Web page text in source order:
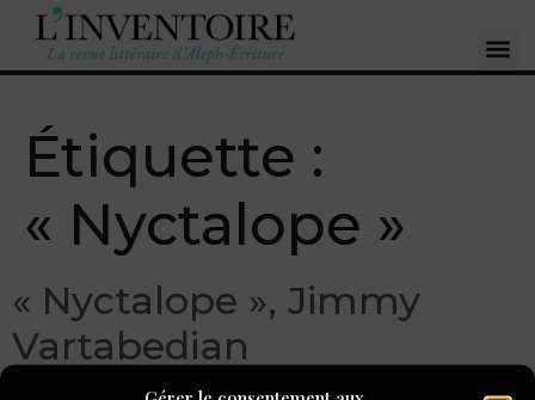
Étiquette :
« Nyctalope »
« Nyctalope », Jimmy
Vartabedian